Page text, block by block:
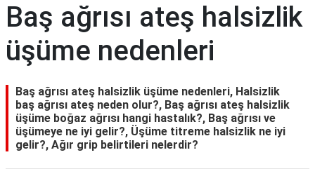
Baş ağrısı ateş halsizlik
üşüme nedenleri
Baş ağrısı ateş halsizlik üşüme nedenleri, Halsizlik
baş ağrısı ateş neden olur?, Baş ağrısı ateş halsizlik
üşüme boğaz ağrısı hangi hastalık?, Baş ağrısı ve
üşümeye ne iyi gelir?, Üşüme titreme halsizlik ne iyi
gelir?, Ağır grip belirtileri nelerdir?